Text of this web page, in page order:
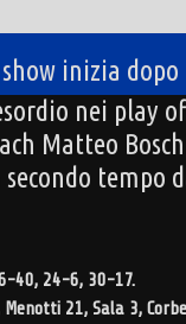
show inizia
nei play
Matteo
tempo
40, 24-6, 30-17.
Menotti 21, Sala 3,